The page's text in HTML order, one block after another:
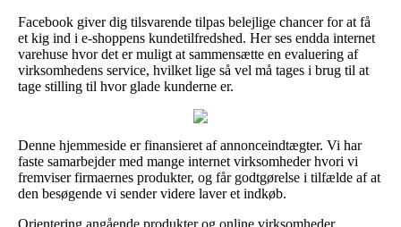
Facebook giver dig tilsvarende tilpas belejlige chancer for at få
et kig ind i e-shoppens kundetilfredshed. Her ses endda internet
varehuse hvor det er muligt at sammensætte en evaluering af
virksomhedens service, hvilket lige så vel må tages i brug til at
tage stilling til hvor glade kunderne er.
Denne hjemmeside er finansieret af annonceindtægter. Vi har
faste samarbejder med mange internet virksomheder hvori vi
fremviser firmaernes produkter, og får godtgørelse i tilfælde af at
den besøgende vi sender videre laver et indkøb.
Orientering angående produkter og online virksomheder